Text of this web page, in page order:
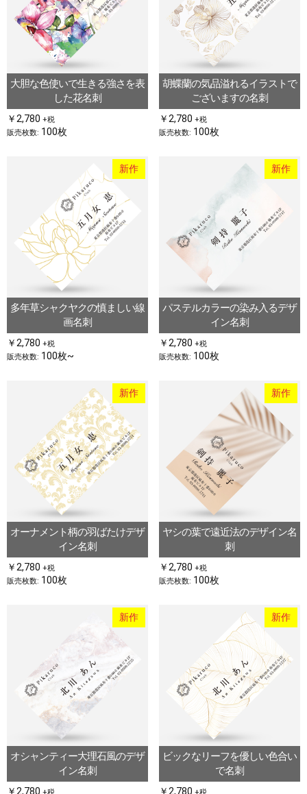
大胆な色使いで生きる強さを表
した花名刺
￥2,780 +税
販売枚数: 100枚
胡蝶蘭の気品溢れるイラストで
ございますの名刺
￥2,780 +税
販売枚数: 100枚
新作
多年草シャクヤクの慎ましい線
画名刺
￥2,780 +税
販売枚数: 100枚~
新作
パステルカラーの染み入るデザ
イン名刺
￥2,780 +税
販売枚数: 100枚
新作
オーナメント柄の羽ばたけデザ
イン名刺
￥2,780 +税
販売枚数: 100枚
新作
ヤシの葉で遠近法のデザイン名
刺
￥2,780 +税
販売枚数: 100枚
新作
オシャンティー大理石風のデザ
イン名刺
￥2,780 +税
新作
ビックなリーフを優しい色合い
で名刺
￥2,780 +税